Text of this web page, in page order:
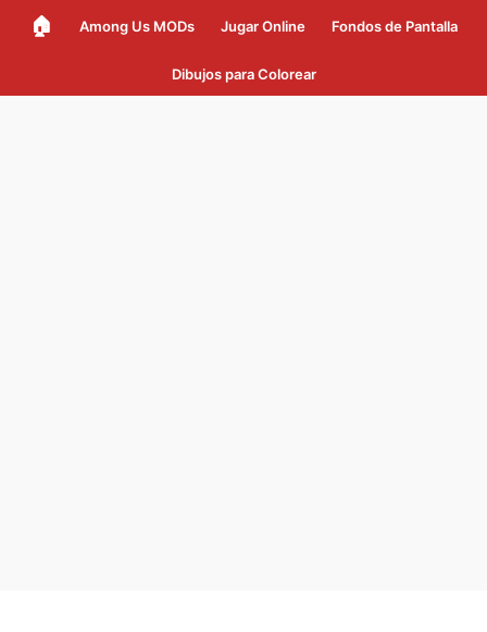
🏠 Among Us MODs Jugar Online Fondos de Pantalla
Dibujos para Colorear